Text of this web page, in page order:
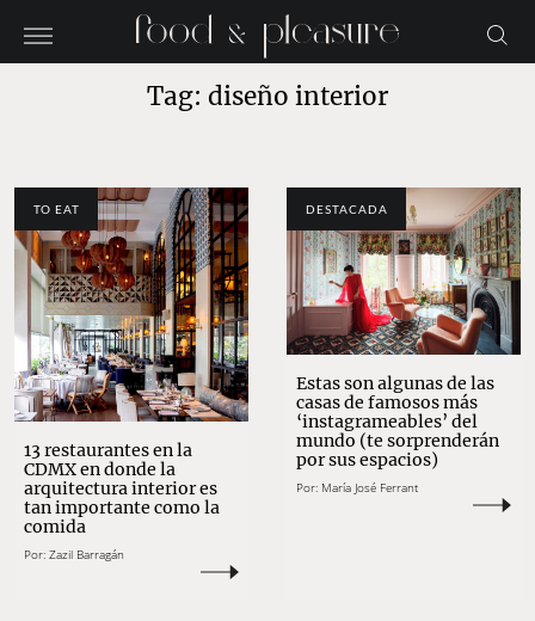
Tag: diseño interior
TO EAT
13 restaurantes en la
CDMX en donde la
arquitectura interior es
tan importante como la
comida
Por: Zazil Barragán
DESTACADA
Estas son algunas de las
casas de famosos más
‘instagrameables’ del
mundo (te sorprenderán
por sus espacios)
Por: María José Ferrant